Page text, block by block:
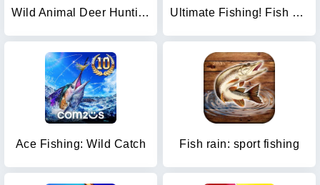
Wild Animal Deer Hunting Games Ultimate Fishing! Fish Game
Ace Fishing: Wild Catch Fish rain: sport fishing